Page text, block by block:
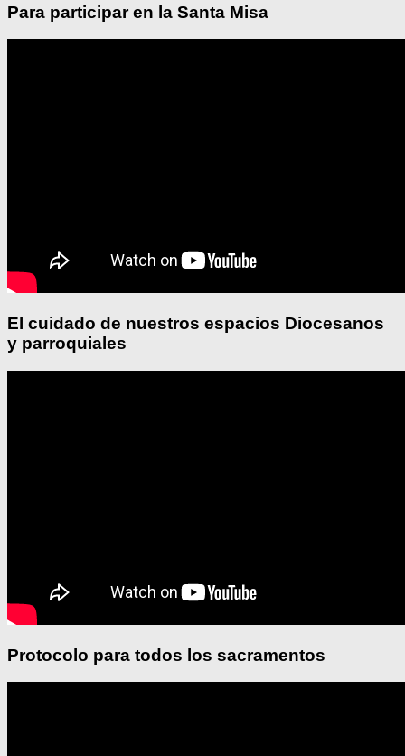
Para participar en la Santa Misa
El cuidado de nuestros espacios Diocesanos
y parroquiales
Protocolo para todos los sacramentos